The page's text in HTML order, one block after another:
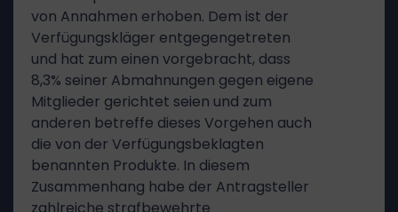
von Annahmen erhoben. Dem ist der
Verfügungskläger entgegengetreten
und hat zum einen vorgebracht, dass
8,3% seiner Abmahnungen gegen eigene
Mitglieder gerichtet seien und zum
anderen betreffe dieses Vorgehen auch
die von der Verfügungsbeklagten
benannten Produkte. In diesem
Zusammenhang habe der Antragsteller